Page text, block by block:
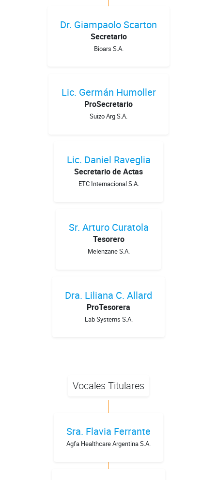
Dr. Giampaolo Scarton
Secretario
Bioars S.A.
Lic. Germán Humoller
ProSecretario
Suizo Arg S.A.
Lic. Daniel Raveglia
Secretario de Actas
ETC Internacional S.A.
Sr. Arturo Curatola
Tesorero
Melenzane S.A.
Dra. Liliana C. Allard
ProTesorera
Lab Systems S.A.
Vocales Titulares
Sra. Flavia Ferrante
Agfa Healthcare Argentina S.A.